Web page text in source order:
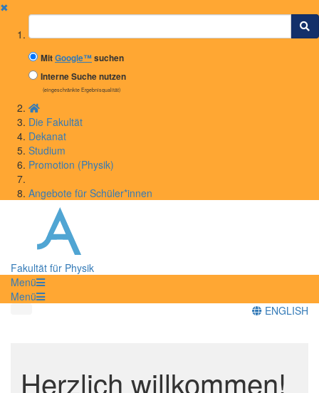
✖
Suchbegriff
MitGoogle™suchen
Interne Suche nutzen
(eingeschränkte Ergebnisqualität)
Die Fakultät
Dekanat
Studium
Promotion (Physik)
Angebote für Schüler*innen
Fakultät für Physik
Menü
Menü
ENGLISH
Herzlich willkommen!